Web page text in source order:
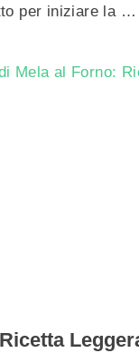
per iniziare la